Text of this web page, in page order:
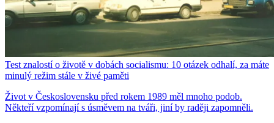
Test znalostí o životě v dobách socialismu: 10 otázek odhalí, za máte
minulý režim stále v živé paměti
Život v Československu před rokem 1989 měl mnoho podob.
Někteří vzpomínají s úsměvem na tváři, jiní by raději zapomněli.